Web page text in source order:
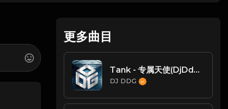
更多曲目
Tank - 专属天使(DjDdg ProgHouse Rmx 2023) - Chienese ProgHouse
DJ DDG